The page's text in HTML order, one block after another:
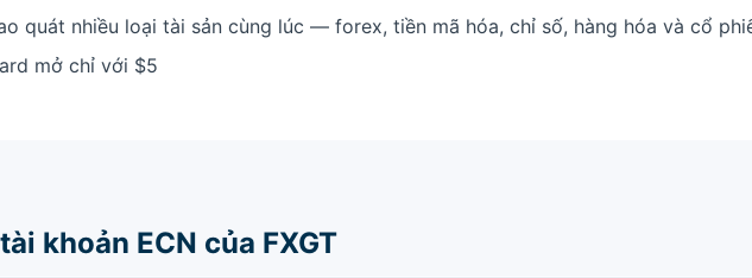
quát nhiều loại tài sản cùng lúc — forex, tiền mã hóa, chỉ số, hàng hóa và cổ
mở chỉ với $5
khoản ECN của FXGT